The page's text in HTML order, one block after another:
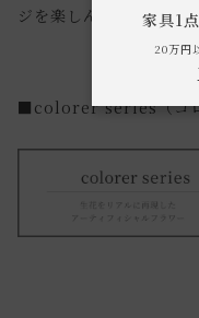
ジを楽しんでいただけ
■colorer series（コロ
家具1
20万円